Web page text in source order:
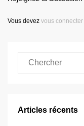
Vous devez vous connecter
Articles récents